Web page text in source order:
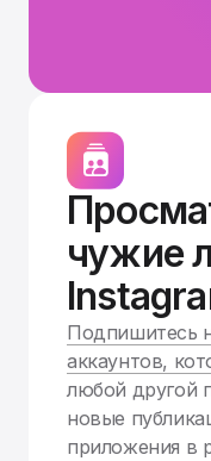
чужие
Подпишитесь
аккаунтов,
любой другой
новые
приложения в